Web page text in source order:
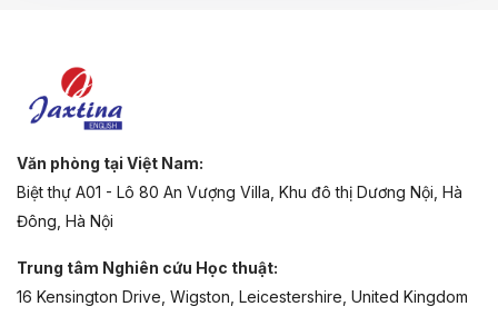
Văn phòng tại Việt Nam:
Biệt thự A01 - Lô 80 An Vượng Villa, Khu đô thị Dương Nội, Hà
Đông, Hà Nội
Trung tâm Nghiên cứu Học thuật:
16 Kensington Drive, Wigston, Leicestershire, United Kingdom